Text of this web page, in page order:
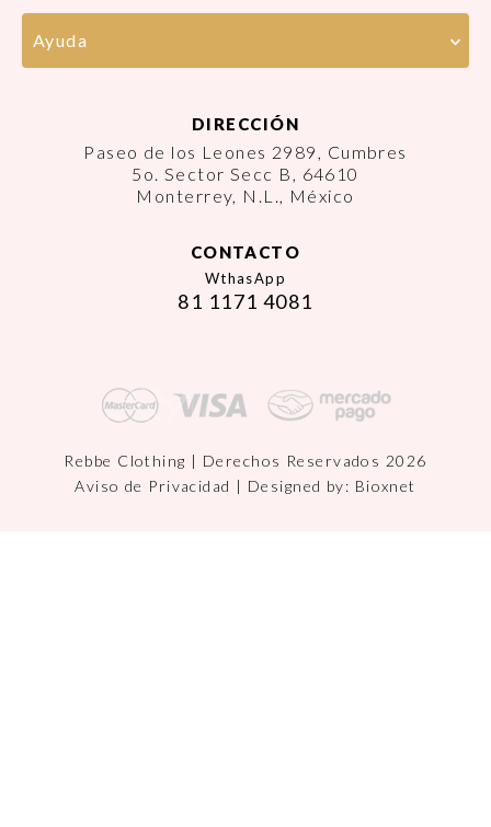
Ayuda
DIRECCIÓN
Paseo de los Leones 2989, Cumbres
5o. Sector Secc B, 64610
Monterrey, N.L., México
CONTACTO
WthasApp
81 1171 4081
Rebbe Clothing | Derechos Reservados 2026
Aviso de Privacidad | Designed by: Bioxnet